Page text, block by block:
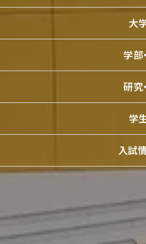
大
学部
研究
学
入試